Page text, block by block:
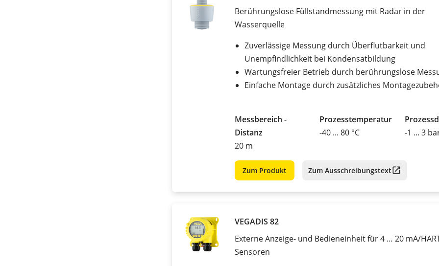
Berührungslose Füllstandmessung mit Radar in der
Wasserquelle
Zuverlässige Messung durch Überflutbarkeit und
Unempfindlichkeit bei Kondensatbildung
Wartungsfreier Betrieb durch berührungslose
Einfache Montage durch zusätzliches
Messbereich -
Distanz
20 m
Prozesstemperatur
-40 ... 80 °C
-1 ... 3
Zum Produkt Zum Ausschreibungstext
VEGADIS 82
Externe Anzeige- und Bedieneinheit für 4 … 20 mA/
Sensoren